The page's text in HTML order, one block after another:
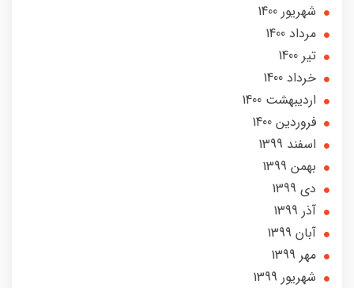
شهریور 1400
مرداد 1400
تير 1400
خرداد 1400
ارديبهشت 1400
فروردین 1400
اسفند 1399
بهمن 1399
دی 1399
آذر 1399
آبان 1399
مهر 1399
شهریور 1399